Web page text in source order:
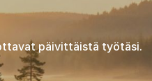
päivittäistä työtäsi.